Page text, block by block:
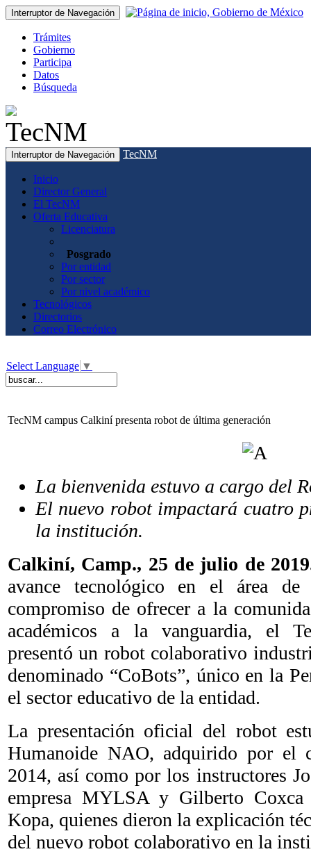
Interruptor de Navegación
Trámites
Gobierno
Participa
Datos
Búsqueda
Interruptor de Navegación TecNM
Inicio
Director General
El TecNM
Oferta Educativa
Licenciatura
Posgrado
Por entidad
Por sector
Por nivel académico
Tecnológicos
Directorios
Correo Electrónico
Select Language ▼
TecNM campus Calkiní presenta robot de última generación
La bienvenida estuvo a cargo del
El nuevo robot impactará cuatro
la institución.
Calkiní, Camp., 25 de julio de
avance tecnológico en el área
compromiso de ofrecer a la
académicos a la vanguardia, el
presentó un robot colaborativo
denominado “CoBots”, único en la
el sector educativo de la entidad.
La presentación oficial del robot
Humanoide NAO, adquirido por el
2014, así como por los instructores
empresa MYLSA y Gilberto
Kopa, quienes dieron la explicación
del nuevo robot colaborativo en la